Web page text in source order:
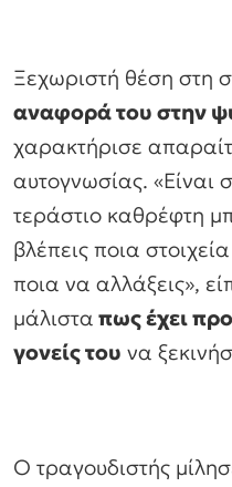
Ξεχωριστή θέση στη
αναφορά του στην
χαρακτήρισε
αυτογνωσίας. «Είναι
τεράστιο καθρέφτη
βλέπεις ποια
ποια να αλλάξεις»,
μάλιστα πως έχει
γονείς του να
Ο τραγουδιστής